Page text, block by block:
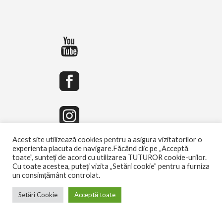
Acest site utilizează cookies pentru a asigura vizitatorilor o
experienta placuta de navigare.Făcând clic pe „Acceptă
toate”, sunteți de acord cu utilizarea TUTUROR cookie-urilor.
Cu toate acestea, puteți vizita „Setări cookie” pentru a furniza
un consimțământ controlat.
Setări Cookie Acceptă toate